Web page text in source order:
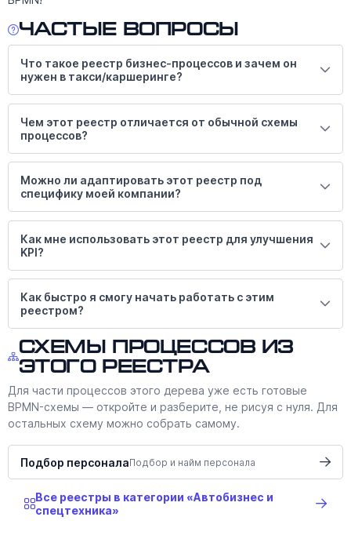
Частые вопросы
Что такое реестр бизнес-процессов и зачем он
нужен в такси/каршеринге?
Чем этот реестр отличается от обычной схемы
процессов?
Можно ли адаптировать этот реестр под
специфику моей компании?
Как мне использовать этот реестр для улучшения
KPI?
Как быстро я смогу начать работать с этим
реестром?
Схемы процессов из
этого реестра
Для части процессов этого дерева уже есть готовые
BPMN-схемы — откройте и разберите, не рисуя с нуля. Для
остальных схему можно собрать самому.
Подбор персоналаПодбор и найм персонала
Все реестры в категории «Автобизнес и
спецтехника»